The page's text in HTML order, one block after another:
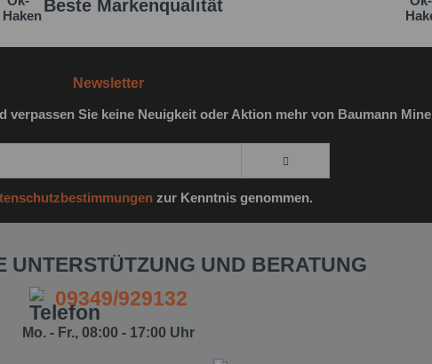
Beste Markenqualität
Newsletter
verpassen Sie keine Neuigkeit oder Aktion mehr von Baumann
zur Kenntnis genommen.
UNTERSTÜTZUNG UND BERATUNG
09349/929132
Mo. - Fr., 08:00 - 17:00 Uhr